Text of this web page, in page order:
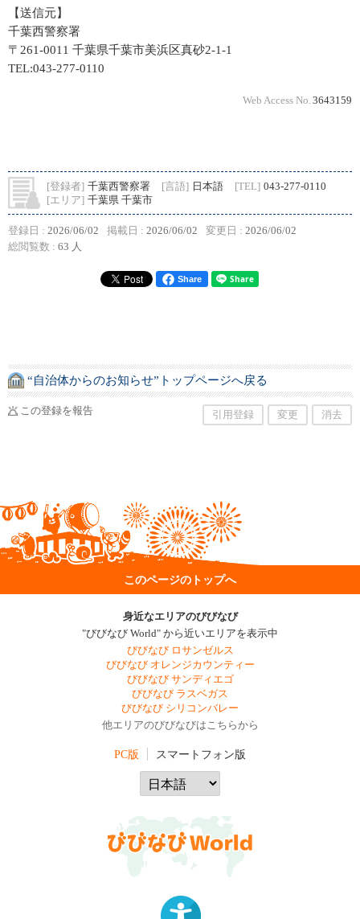
【送信元】
千葉西警察署
〒261-0011 千葉県千葉市美浜区真砂2-1-1
TEL:043-277-0110
Web Access No. 3643159
[登録者] 千葉西警察署 [言語] 日本語 [TEL] 043-277-0110
[エリア] 千葉県 千葉市
登録日 : 2026/06/02 掲載日 : 2026/06/02 変更日 : 2026/06/02
総閲覧数 : 63 人
Share
“自治体からのお知らせ”トップページへ戻る
この登録を報告 引用登録 変更 消去
このページのトップへ
身近なエリアのびびなび
"びびなび World" から近いエリアを表示中
びびなび ロサンゼルス
びびなび オレンジカウンティー
びびなび サンディエゴ
びびなび ラスベガス
びびなび シリコンバレー
他エリアのびびなびはこちらから
PC版 スマートフォン版